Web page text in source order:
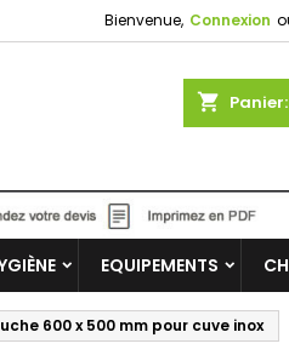
Bienvenue, Connexion
shopping_cart Panier:
EQUIPEMENTS
600 x 500 mm pour cuve inox